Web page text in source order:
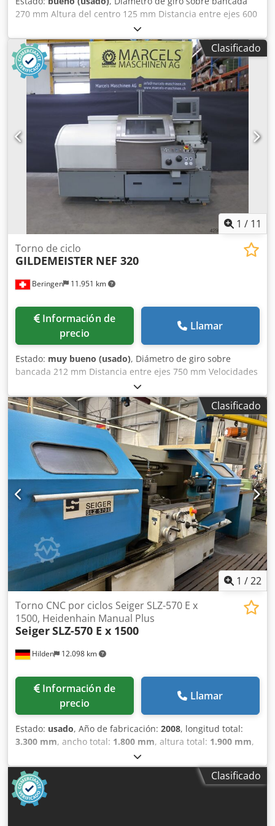
270 mm Altura del centro 125 mm Distancia entre ejes 600
mm Velocidad del husillo 30-5000 rpm Dodpfxetwpyas Ad
Sokr Control: FANUC 18i Guía manual Accesorios varios
MÁQUINAS MARCELS CH
Clasificado
1 / 11
Beringen 11.951 km
Torno de ciclo
GILDEMEISTER NEF 320
Información de
precio
Llamar
Estado: muy bueno (usado), Diámetro de giro sobre
bancada 212 mm Distancia entre ejes 750 mm Velocidades
del husillo 10-4'000 rpm Dedpfx Ajud Nb Ijd Sjkr Control:
HEIDENHAIN Manual Plus Accesorios varios MÁQUINAS
MARCELS CH
Clasificado
1 /22
Hilden 12.098 km
Torno CNC por ciclos Seiger SLZ-570 E x
1500, Heidenhain Manual Plus
SeigerSLZ-570 E x 1500
Información de
precio
Llamar
Estado: usado, Año de fabricación: 2008, longitud total:
3.300 mm, ancho total: 1.800 mm, altura total: 1.900 mm,
, Área de trabajo Distancia entre
puntos: 1.500 mm Diámetro de giro sobre bancada: 570
mm Diámetro de giro sobre carro transversal: 340 mm
Recorrido del carro transversal: 290 mm Ancho de
bancada: 350 mm Husillo Cabezal del husillo DIN 55027
Clasificado